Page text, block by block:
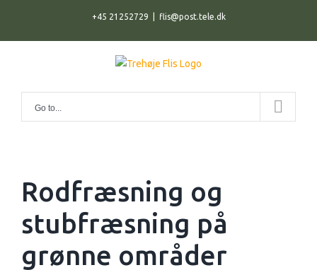
content
+45 21252729 flis@post.tele.dk
Go to...
Rodfræsning og
stubfræsning på
grønne områder